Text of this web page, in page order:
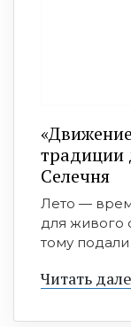
традиции
Селечня
Лето —
для живого
тому подали
Читать